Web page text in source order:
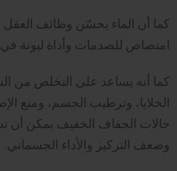
كما أن الماء يحسّن وظائف العقل
امتصاص للصدمات وأداة ليونة
كما أنه يساعد على التخلص من
الخلايا، وترطيب الجسم، ومنع
حالات الجفاف الخفيف يمكن أن
وضعف التركيز والأداء الجسماني.